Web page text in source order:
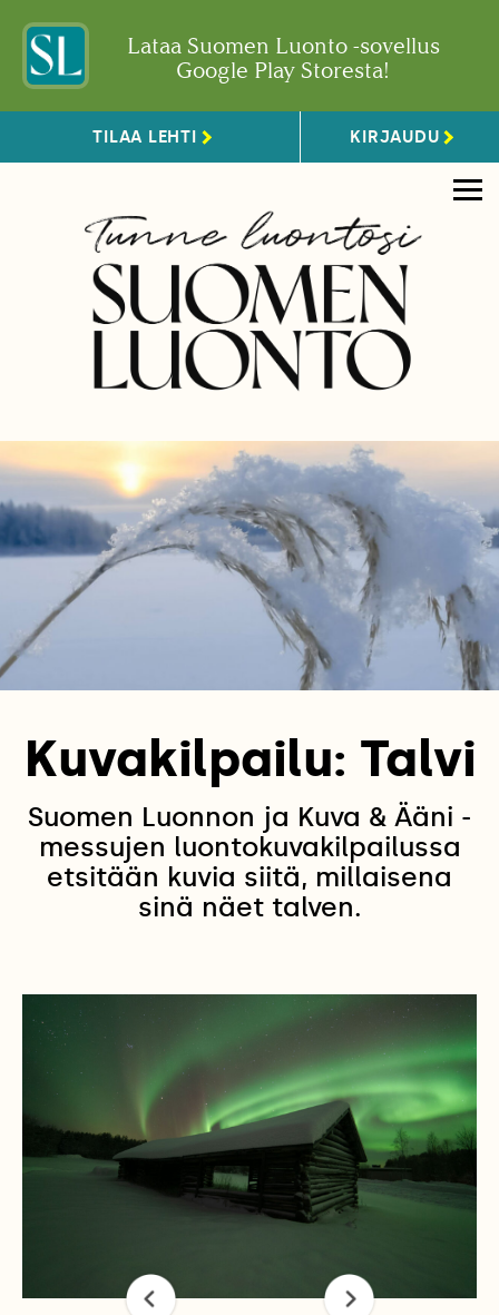
Lataa Suomen Luonto -sovellus
Google Play Storesta!
TILAA LEHTI KIRJAUDU
Kuvakilpailu: Talvi
Suomen Luonnon ja Kuva & Ääni -
messujen luontokuvakilpailussa
etsitään kuvia siitä, millaisena
sinä näet talven.